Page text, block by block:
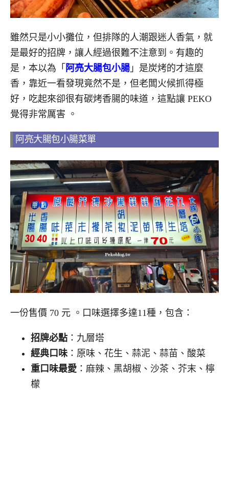
雖然只是小小攤位，但排隊的人潮跟迷人香氣，就
是最好的招牌，讓人經過很難不注意到。 有趣的
是，本以為 「 阿亮大腸包小腸 」 是炭烤的才這麼
香，靠近一看發現竟然不是，但老闆火候抓得極
好，吃起來卻很有碳烤香腸的味道，這點讓 PEKO
覺得非常厲害 。
阿亮大腸包小腸菜單
一份售價 70 元 。口味選擇多達11種，包含：
招牌必點 ：九層塔
經典口味 ：原味、花生、蒜泥、蒜苗、酸菜
重口味最愛 ：麻辣、黑胡椒、沙茶、芥末、檸
檬